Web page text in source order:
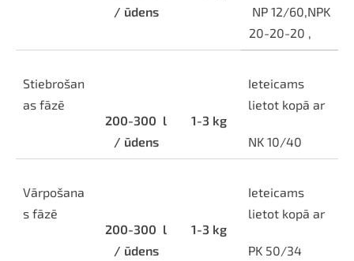
/ ūdens
NP 12/60,NPK
20-20-20 ,
Stiebrošan
as fāzē
200-300 l
/ ūdens
1-3 kg
Ieteicams
lietot kopā ar
NK 10/40
Vārpošana
s fāzē
200-300 l
/ ūdens
1-3 kg
Ieteicams
lietot kopā ar
PK 50/34